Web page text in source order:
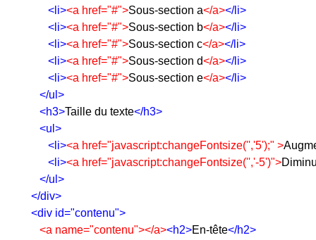
<li><a href="#">Sous-section a</a></li>
<li><a href="#">Sous-section b</a></li>
<li><a href="#">Sous-section c</a></li>
<li><a href="#">Sous-section d</a></li>
<li><a href="#">Sous-section e</a></li>
</ul>
<h3>Taille du texte</h3>
<ul>
<li><a href="javascript:changeFontsize('','5');" >
<li><a href="javascript:changeFontsize('','-5')">
</ul>
</div>
<div id="contenu">
<a name="contenu"></a><h2>En-tête</h2>